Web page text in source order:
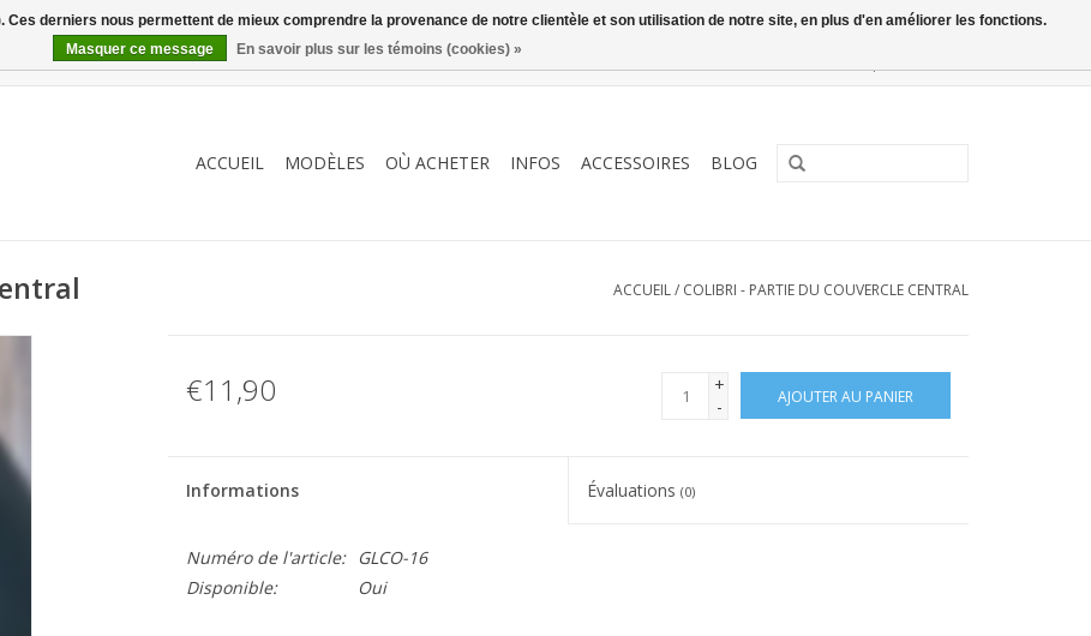
ACCUEIL MODÈLES OÙ ACHETER INFOS ACCESSOIRES BLOG
ACCUEIL/ COLIBRI - PARTIE DU COUVERCLE CENTRAL
€11,90
+
-
AJOUTER AU PANIER
Informations Évaluations(0)
Numéro de l'article:
GLCO-16
Disponible:
Oui
derniers nous permettent de mieux comprendre la provenance de notre clientèle et son utilisation de notre site, en plus d'en améliorer les fonctions.
Masquer ce message
En savoir plus sur les témoins (cookies) »